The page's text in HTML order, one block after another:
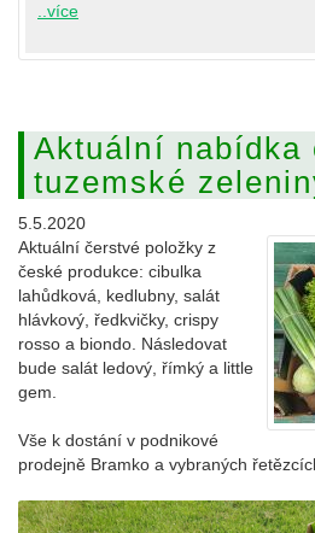
..více
Aktuální nabídka
tuzemské
5.5.2020
Aktuální čerstvé položky z
české produkce: cibulka
lahůdková, kedlubny, salát
hlávkový, ředkvičky, crispy
rosso a biondo. Následovat
bude salát ledový, římký a little
gem.
Vše k dostání v podnikové
prodejně Bramko a vybraných